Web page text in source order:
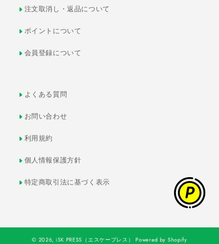
注文取消し・返品について
ポイントについて
会員登録について
よくある質問
お問い合わせ
利用規約
個人情報保護方針
特定商取引法に基づく表示
© 2026, iSK PRESS（エスケープレス） Powered by Shopify